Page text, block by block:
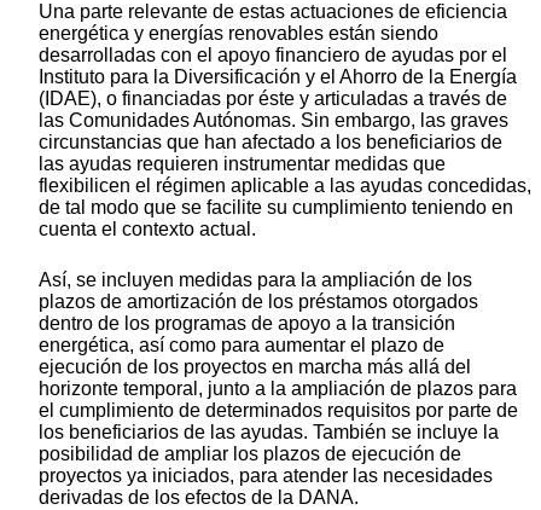
Una parte relevante de estas actuaciones de eficiencia
energética y energías renovables están siendo
desarrolladas con el apoyo financiero de ayudas por el
Instituto para la Diversificación y el Ahorro de la Energía
(IDAE), o financiadas por éste y articuladas a través de
las Comunidades Autónomas. Sin embargo, las graves
circunstancias que han afectado a los beneficiarios de
las ayudas requieren instrumentar medidas que
flexibilicen el régimen aplicable a las ayudas concedidas,
de tal modo que se facilite su cumplimiento teniendo en
cuenta el contexto actual.
Así, se incluyen medidas para la ampliación de los
plazos de amortización de los préstamos otorgados
dentro de los programas de apoyo a la transición
energética, así como para aumentar el plazo de
ejecución de los proyectos en marcha más allá del
horizonte temporal, junto a la ampliación de plazos para
el cumplimiento de determinados requisitos por parte de
los beneficiarios de las ayudas. También se incluye la
posibilidad de ampliar los plazos de ejecución de
proyectos ya iniciados, para atender las necesidades
derivadas de los efectos de la DANA.